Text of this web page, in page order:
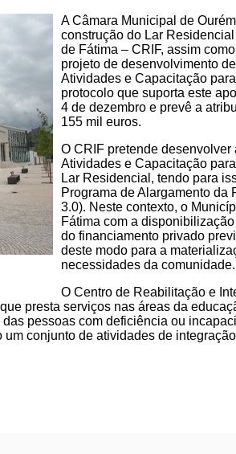
A Câmara Municipal de
construção do Lar
de Fátima – CRIF, assim
projeto de desenvolvimento
Atividades e Capacitação
protocolo que suporta este
4 de dezembro e prevê a
155 mil euros.
O CRIF pretende
Atividades e Capacitação
Lar Residencial, tendo para
Programa de Alargamento da
3.0). Neste contexto, o
Fátima com a
do financiamento privado
deste modo para a
necessidades da comunidade.
O Centro de Reabilitação e
presta serviços nas áreas da
pessoas com deficiência ou
conjunto de atividades de